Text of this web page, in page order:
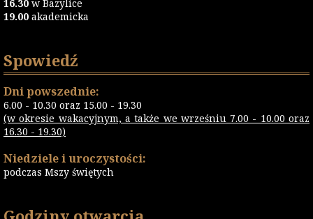
16.30 w Bazylice
19.00 akademicka
Spowiedź
Dni powszednie:
6.00 - 10.30 oraz 15.00 - 19.30
(w okresie wakacyjnym, a także we wrześniu 7.00 - 10.00 oraz
16.30 - 19.30)
Niedziele i uroczystości:
podczas Mszy świętych